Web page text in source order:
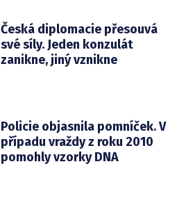
Česká diplomacie přesouvá
své síly. Jeden konzulát
zanikne, jiný vznikne
Policie objasnila pomníček. V
případu vraždy z roku 2010
pomohly vzorky DNA